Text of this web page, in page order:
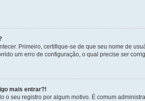
Primeiro, certifique-se de que seu nome de
um erro de configuração, o qual precise ser
mais entrar?!
o seu registro por algum motivo. É comum